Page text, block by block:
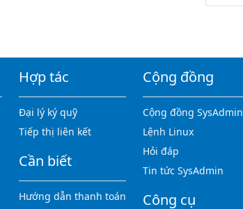
Hợp tác
Đại lý ký quỹ
Tiếp thị liên kết
Cần biết
Hướng dẫn thanh toán
Cộng đồng
Cộng đồng SysAdmin
Lệnh Linux
Hỏi đáp
Tin tức SysAdmin
Công cụ